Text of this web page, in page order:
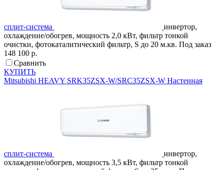
сплит-система
инвертор,
охлаждение/обогрев, мощность 2,0 кВт, фильтр тонкой
очистки, фотокаталитический фильтр, S до 20 м.кв. Под заказ
148 100 р.
Сравнить
КУПИТЬ
Mitsubishi HEAVY SRK35ZSX-W/SRC35ZSX-W Настенная
сплит-система
инвертор,
охлаждение/обогрев, мощность 3,5 кВт, фильтр тонкой